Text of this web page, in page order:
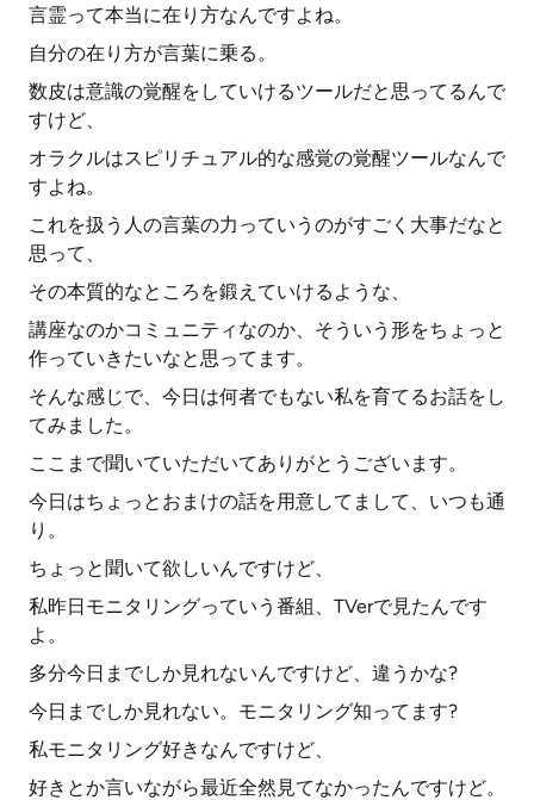
言霊って本当に在り方なんですよね。
自分の在り方が言葉に乗る。
数皮は意識の覚醒をしていけるツールだと思ってるんで
すけど、
オラクルはスピリチュアル的な感覚の覚醒ツールなんで
すよね。
これを扱う人の言葉の力っていうのがすごく大事だなと
思って、
その本質的なところを鍛えていけるような、
講座なのかコミュニティなのか、そういう形をちょっと
作っていきたいなと思ってます。
そんな感じで、今日は何者でもない私を育てるお話をし
てみました。
ここまで聞いていただいてありがとうございます。
今日はちょっとおまけの話を用意してまして、いつも通
り。
ちょっと聞いて欲しいんですけど、
私昨日モニタリングっていう番組、TVerで見たんです
よ。
多分今日までしか見れないんですけど、違うかな?
今日までしか見れない。モニタリング知ってます?
私モニタリング好きなんですけど、
好きとか言いながら最近全然見てなかったんですけど。